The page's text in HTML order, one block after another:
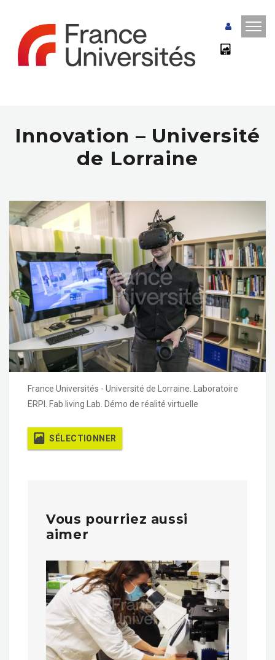
Innovation – Université
de Lorraine
France Universités - Université de Lorraine. Laboratoire
ERPI. Fab living Lab. Démo de réalité virtuelle
SÉLECTIONNER
Vous pourriez aussi
aimer